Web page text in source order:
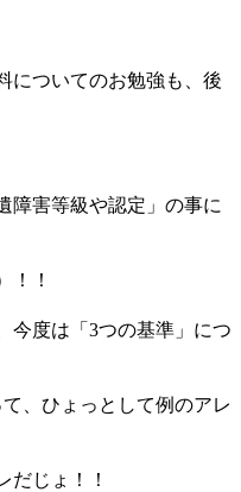
についてのお勉強も、後
障害等級や認定」の事に
！！
今度は「3つの基準」につ
、ひょっとして例のアレ
だじょ！！